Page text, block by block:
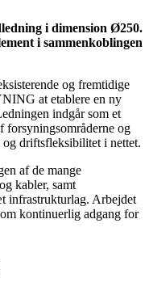
i dimension Ø250.
i sammenkoblingen
og fremtidige
at etablere en ny
indgår som et
forsyningsområderne og
driftsfleksibilitet i nettet.
af de mange
kabler, samt
infrastrukturlag. Arbejdet
kontinuerlig adgang for